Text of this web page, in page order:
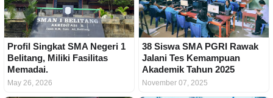
Profil Singkat SMA Negeri 1
Belitang, Miliki Fasilitas
Memadai.
May 26, 2026
38 Siswa SMA PGRI Rawak
Jalani Tes Kemampuan
Akademik Tahun 2025
November 07, 2025